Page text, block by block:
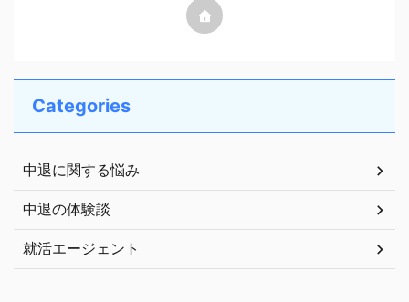
Categories
中退に関する悩み
中退の体験談
就活エージェント